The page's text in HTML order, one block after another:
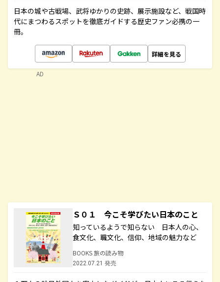
日本の城や古戦場、武将ゆかりの史跡、展示施設など、戦国時
代にまつわるスポットを徹底ガイドする歴史ファン必携の一
冊。
詳細を見る
Ｓ０１ 今こそ学びたい日本のこと
知っているようで知らない 日本人の心、
食文化、職文化、信仰、地域の魅力など
BOOKS 旅の読み物
2022.07.21 発売
AD